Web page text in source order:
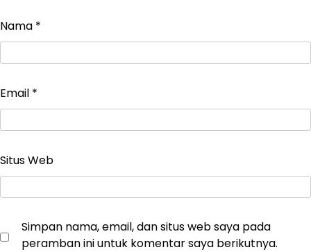
Nama *
Email *
Situs Web
Simpan nama, email, dan situs web saya pada
peramban ini untuk komentar saya berikutnya.